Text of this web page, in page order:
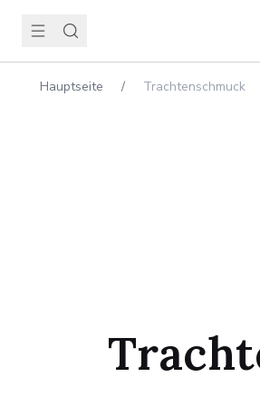
Hauptseite / Trachtenschmuck